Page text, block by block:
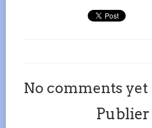
No comments yet